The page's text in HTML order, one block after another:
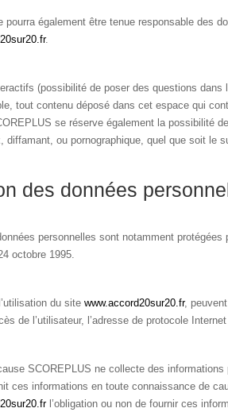
pourra également être tenue responsable des
.
(possibilité de poser des questions
tout contenu déposé dans cet espace qui
se réserve également la possibilité
diffamant, ou pornographique, quel que soit le
des données
personnelles sont notamment
octobre 1995.
du sitewww.accord20sur20.fr,
de l’utilisateur, l’adresse de protocole
SCOREPLUS ne collecte des
ces informations en toute connaissance de
l’obligation ou non de fournir ces